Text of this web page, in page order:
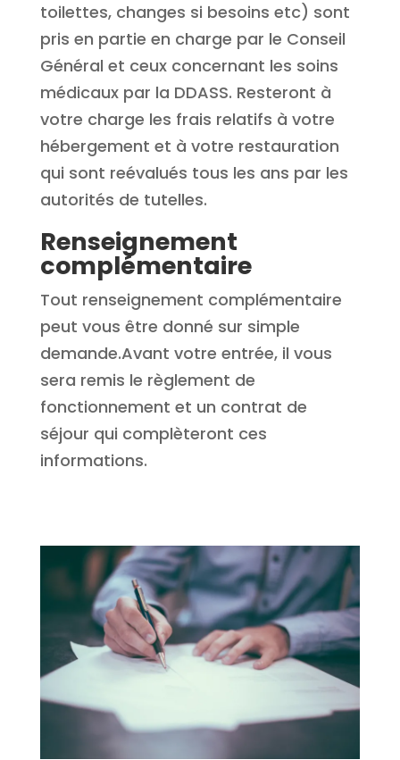
toilettes, changes si besoins etc) sont
pris en partie en charge par le Conseil
Général et ceux concernant les soins
médicaux par la DDASS. Resteront à
votre charge les frais relatifs à votre
hébergement et à votre restauration
qui sont reévalués tous les ans par les
autorités de tutelles.
Renseignement
complémentaire
Tout renseignement complémentaire
peut vous être donné sur simple
demande.Avant votre entrée, il vous
sera remis le règlement de
fonctionnement et un contrat de
séjour qui complèteront ces
informations.